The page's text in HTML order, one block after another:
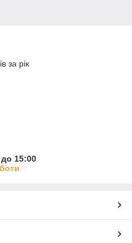
за рік
15:00